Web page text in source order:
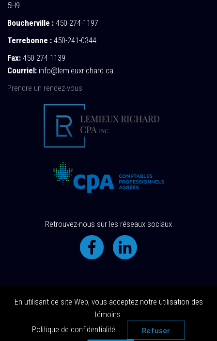
5H9
Boucherville : 450-274-1197
Terrebonne : 450-241-0344
Fax: 450-274-1139
Courriel: info@lemieuxrichard.ca
Prendre un rendez-vous
Retrouvez-nous sur les réseaux sociaux
© 2018 Tous droits réservés |
En utilisant ce site Web, vous acceptez notre utilisation des
témoins.
Politique de confidentialité
Refuser